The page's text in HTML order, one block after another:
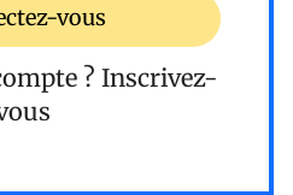
vous
? Inscrivez-